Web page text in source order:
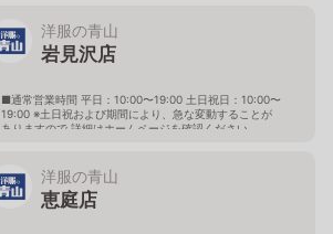
洋服の青山
岩見沢店
■通常営業時間 平日：10:00〜19:00 土日祝日：10:00〜
19:00 ※土日祝および期間により、急な変動することが
ありますので 詳細はホームページを確認ください
洋服の青山
恵庭店